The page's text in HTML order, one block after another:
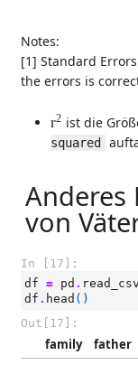
Notes:
[1] Standard
the errors is
r2
r2 ist die
squared
Anderes
von
In [17]:
df = pd . read_csv
df . head ()
Out[17]:
family father